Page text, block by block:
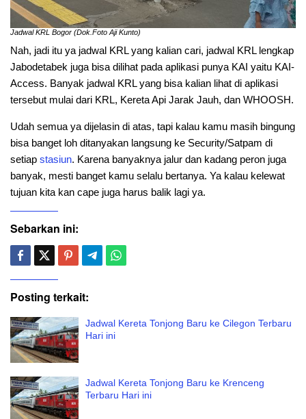
Jadwal KRL Bogor (Dok.Foto Aji Kunto)
Nah, jadi itu ya jadwal KRL yang kalian cari, jadwal KRL lengkap
Jabodetabek juga bisa dilihat pada aplikasi punya KAI yaitu KAI-
Access. Banyak jadwal KRL yang bisa kalian lihat di aplikasi
tersebut mulai dari KRL, Kereta Api Jarak Jauh, dan WHOOSH.
Udah semua ya dijelasin di atas, tapi kalau kamu masih bingung
bisa banget loh ditanyakan langsung ke Security/Satpam di
setiap stasiun. Karena banyaknya jalur dan kadang peron juga
banyak, mesti banget kamu selalu bertanya. Ya kalau kelewat
tujuan kita kan cape juga harus balik lagi ya.
Sebarkan ini:
Posting terkait:
Jadwal Kereta Tonjong Baru ke Cilegon Terbaru
Hari ini
Jadwal Kereta Tonjong Baru ke Krenceng
Terbaru Hari ini